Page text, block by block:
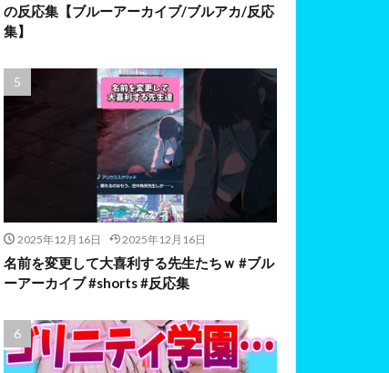
の反応集【ブルーアーカイブ/ブルアカ/反応
集】
2025年12月16日 2025年12月16日
名前を変更して大喜利する先生たちｗ #ブル
ーアーカイブ #shorts #反応集